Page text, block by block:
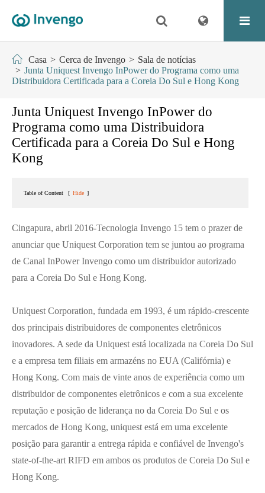
Casa Cerca de Invengo
Sala de notícias
Junta Uniquest Invengo InPower do Programa como uma
Distribuidora Certificada para a Coreia Do Sul e Hong Kong
Junta Uniquest Invengo InPower do
Programa como uma Distribuidora
Certificada para a Coreia Do Sul e Hong
Kong
Table of Content [ Hide ]
Cingapura, abril 2016-Tecnologia Invengo 15 tem o prazer de
anunciar que Uniquest Corporation tem se juntou ao programa
de Canal InPower Invengo como um distribuidor autorizado
para a Coreia Do Sul e Hong Kong.
Uniquest Corporation, fundada em 1993, é um rápido-crescente
dos principais distribuidores de componentes eletrônicos
inovadores. A sede da Uniquest está localizada na Coreia Do Sul
e a empresa tem filiais em armazéns no EUA (Califórnia) e
Hong Kong. Com mais de vinte anos de experiência como um
distribuidor de componentes eletrônicos e com a sua excelente
reputação e posição de liderança no da Coreia Do Sul e os
mercados de Hong Kong, uniquest está em uma excelente
posição para garantir a entrega rápida e confiável de Invengo's
state-of-the-art RIFD em ambos os produtos de Coreia Do Sul e
Hong Kong.